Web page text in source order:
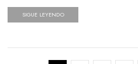
SIGUE LEYENDO